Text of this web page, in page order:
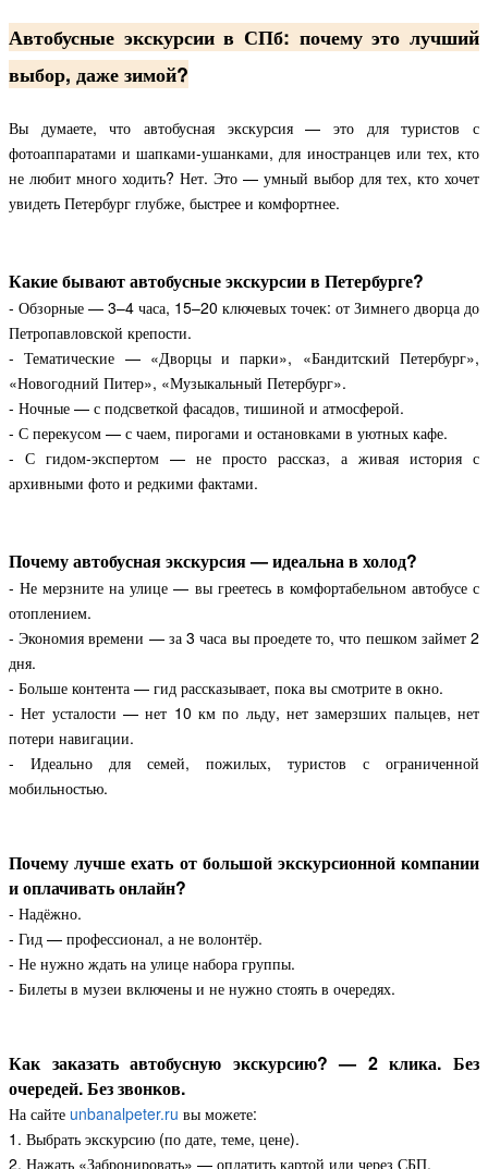
Автобусные экскурсии в СПб: почему это лучший
выбор, даже зимой?
Вы думаете, что автобусная экскурсия — это для туристов с
фотоаппаратами и шапками-ушанками, для иностранцев или тех, кто
не любит много ходить? Нет. Это — умный выбор для тех, кто хочет
увидеть Петербург глубже, быстрее и комфортнее.
Какие бывают автобусные экскурсии в Петербурге?
- Обзорные — 3–4 часа, 15–20 ключевых точек: от Зимнего дворца до
Петропавловской крепости.
- Тематические — «Дворцы и парки», «Бандитский Петербург»,
«Новогодний Питер», «Музыкальный Петербург».
- Ночные — с подсветкой фасадов, тишиной и атмосферой.
- С перекусом — с чаем, пирогами и остановками в уютных кафе.
- С гидом-экспертом — не просто рассказ, а живая история с
архивными фото и редкими фактами.
Почему автобусная экскурсия — идеальна в холод?
- Не мерзните на улице — вы греетесь в комфортабельном автобусе с
отоплением.
- Экономия времени — за 3 часа вы проедете то, что пешком займет 2
дня.
- Больше контента — гид рассказывает, пока вы смотрите в окно.
- Нет усталости — нет 10 км по льду, нет замерзших пальцев, нет
потери навигации.
- Идеально для семей, пожилых, туристов с ограниченной
мобильностью.
Почему лучше ехать от большой экскурсионной компании
и оплачивать онлайн?
- Надёжно.
- Гид — профессионал, а не волонтёр.
- Не нужно ждать на улице набора группы.
- Билеты в музеи включены и не нужно стоять в очередях.
Как заказать автобусную экскурсию? — 2 клика. Без
очередей. Без звонков.
На сайте unbanalpeter.ru вы можете:
1. Выбрать экскурсию (по дате, теме, цене).
2. Нажать «Забронировать» — оплатить картой или через СБП.